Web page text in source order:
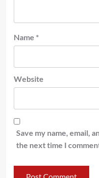
Name *
Website
Save my name, email,
the next time I